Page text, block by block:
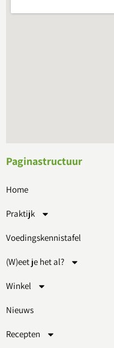
Paginastructuur
Home
Praktijk
Voedingskennistafel
(W)eet je het al?
Winkel
Nieuws
Recepten